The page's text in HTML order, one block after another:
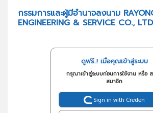
กรรมการและผู้มีอำนาจลงนาม
ENGINEERING & SERVICE CO.,
ดูฟรี..! เมื่อคุณเข้าสู่ระบบ
กรุณาเข้าสู่ระบบก่อนการใช้งาน หรือ
สมาชิก
Sign in with Creden